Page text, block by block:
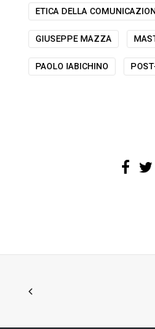
ETICA DELLA
GIUSEPPE MAZZA
PAOLO IABICHINO